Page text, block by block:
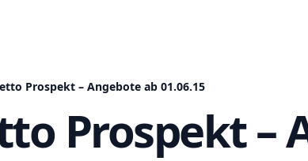
Prospekt – Angebote ab 01.06.15
Prospekt –